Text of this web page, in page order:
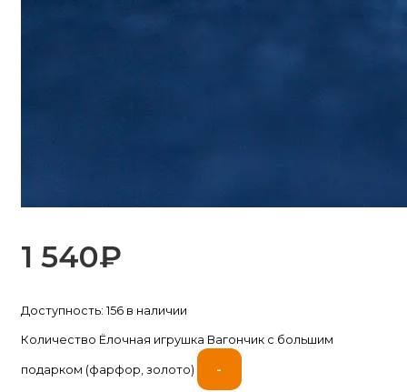
1 540₽
Доступность: 156 в наличии
Количество Ёлочная игрушка Вагончик с большим
подарком (фарфор, золото) -